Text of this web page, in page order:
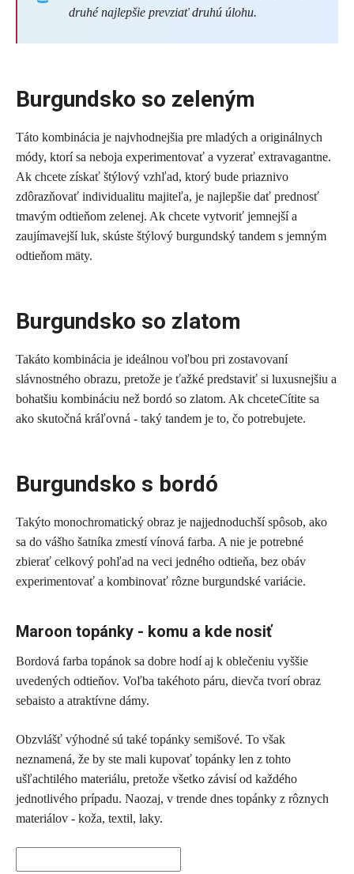
druhé najlepšie prevziať druhú úlohu.
Burgundsko so zeleným
Táto kombinácia je najvhodnejšia pre mladých a originálnych
módy, ktorí sa neboja experimentovať a vyzerať extravagantne.
Ak chcete získať štýlový vzhľad, ktorý bude priaznivo
zdôrazňovať individualitu majiteľa, je najlepšie dať prednosť
tmavým odtieňom zelenej. Ak chcete vytvoriť jemnejší a
zaujímavejší luk, skúste štýlový burgundský tandem s jemným
odtieňom mäty.
Burgundsko so zlatom
Takáto kombinácia je ideálnou voľbou pri zostavovaní
slávnostného obrazu, pretože je ťažké predstaviť si luxusnejšiu a
bohatšiu kombináciu než bordó so zlatom. Ak chceteCítite sa
ako skutočná kráľovná - taký tandem je to, čo potrebujete.
Burgundsko s bordó
Takýto monochromatický obraz je najjednoduchší spôsob, ako
sa do vášho šatníka zmestí vínová farba. A nie je potrebné
zbierať celkový pohľad na veci jedného odtieňa, bez obáv
experimentovať a kombinovať rôzne burgundské variácie.
Maroon topánky - komu a kde nosiť
Bordová farba topánok sa dobre hodí aj k oblečeniu vyššie
uvedených odtieňov. Voľba takéhoto páru, dievča tvorí obraz
sebaisto a atraktívne dámy.
Obzvlášť výhodné sú také topánky semišové. To však
neznamená, že by ste mali kupovať topánky len z tohto
ušľachtilého materiálu, pretože všetko závisí od každého
jednotlivého prípadu. Naozaj, v trende dnes topánky z rôznych
materiálov - koža, textil, laky.